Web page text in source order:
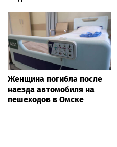
Женщина погибла после
наезда автомобиля на
пешеходов в Омске